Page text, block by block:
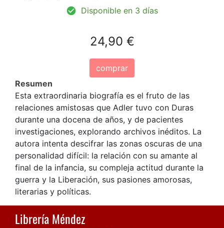
Disponible en 3 días
24,90 €
comprar
Resumen
Esta extraordinaria biografía es el fruto de las
relaciones amistosas que Adler tuvo con Duras
durante una docena de años, y de pacientes
investigaciones, explorando archivos inéditos. La
autora intenta descifrar las zonas oscuras de una
personalidad difícil: la relación con su amante al
final de la infancia, su compleja actitud durante la
guerra y la Liberación, sus pasiones amorosas,
literarias y políticas.
Librería Méndez